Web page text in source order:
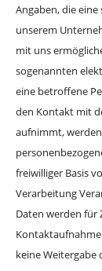
Angaben, die
unserem
mit uns
sogenannten
eine betroffene
den Kontakt mit
aufnimmt,
freiwilliger Basis
Verarbeitung
Daten werden für
keine Weitergabe